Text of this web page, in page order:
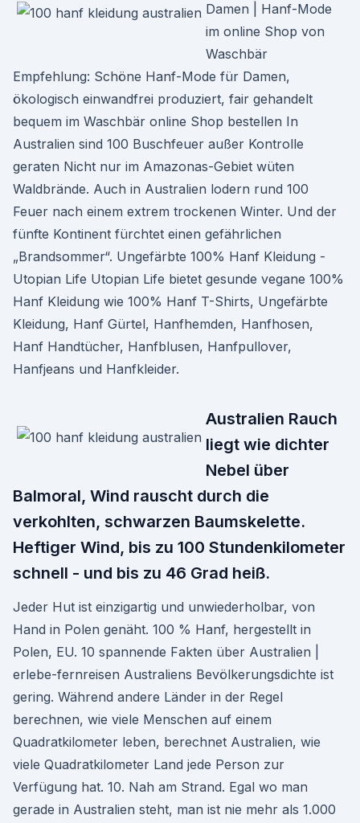
Damen | Hanf-Mode
im online Shop von
Waschbär
Empfehlung: Schöne Hanf-Mode für Damen,
ökologisch einwandfrei produziert, fair gehandelt
bequem im Waschbär online Shop bestellen In
Australien sind 100 Buschfeuer außer Kontrolle
geraten Nicht nur im Amazonas-Gebiet wüten
Waldbrände. Auch in Australien lodern rund 100
Feuer nach einem extrem trockenen Winter. Und der
fünfte Kontinent fürchtet einen gefährlichen
„Brandsommer“. Ungefärbte 100% Hanf Kleidung -
Utopian Life Utopian Life bietet gesunde vegane 100%
Hanf Kleidung wie 100% Hanf T-Shirts, Ungefärbte
Kleidung, Hanf Gürtel, Hanfhemden, Hanfhosen,
Hanf Handtücher, Hanfblusen, Hanfpullover,
Hanfjeans und Hanfkleider.
Australien Rauch
liegt wie dichter
Nebel über
Balmoral, Wind rauscht durch die
verkohlten, schwarzen Baumskelette.
Heftiger Wind, bis zu 100 Stundenkilometer
schnell - und bis zu 46 Grad heiß.
Jeder Hut ist einzigartig und unwiederholbar, von
Hand in Polen genäht. 100 % Hanf, hergestellt in
Polen, EU. 10 spannende Fakten über Australien |
erlebe-fernreisen Australiens Bevölkerungsdichte ist
gering. Während andere Länder in der Regel
berechnen, wie viele Menschen auf einem
Quadratkilometer leben, berechnet Australien, wie
viele Quadratkilometer Land jede Person zur
Verfügung hat. 10. Nah am Strand. Egal wo man
gerade in Australien steht, man ist nie mehr als 1.000